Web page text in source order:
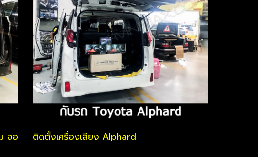
จอ
ติดตั้งเครื่องเสียง Alphard